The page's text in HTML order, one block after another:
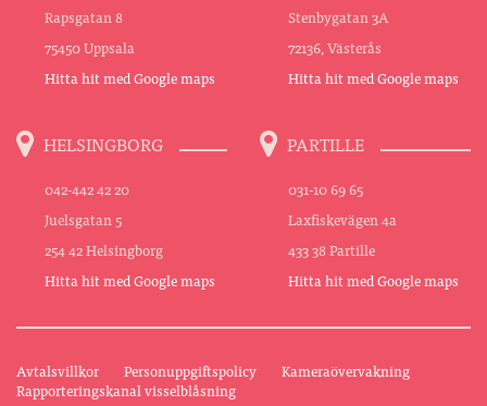
Rapsgatan 8
75450 Uppsala
Hitta hit med Google maps
Stenbygatan 3A
72136, Västerås
Hitta hit med Google maps
HELSINGBORG
042-442 42 20
Juelsgatan 5
254 42 Helsingborg
Hitta hit med Google maps
PARTILLE
031-10 69 65
Laxfiskevägen 4a
433 38 Partille
Hitta hit med Google maps
Avtalsvillkor Personuppgiftspolicy
Kameraövervakning
Rapporteringskanal visselblåsning